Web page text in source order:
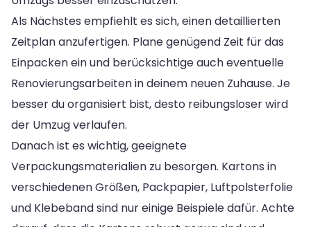
Als Nächstes empfiehlt es sich, einen detaillierten
Zeitplan anzufertigen. Plane genügend Zeit für das
Einpacken ein und berücksichtige auch eventuelle
Renovierungsarbeiten in deinem neuen Zuhause. Je
besser du organisiert bist, desto reibungsloser wird
der Umzug verlaufen.
Danach ist es wichtig, geeignete
Verpackungsmaterialien zu besorgen. Kartons in
verschiedenen Größen, Packpapier, Luftpolsterfolie
und Klebeband sind nur einige Beispiele dafür. Achte